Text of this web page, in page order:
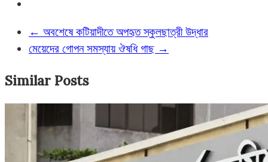
← অবশেষে কটিয়াদীতে অপহৃত স্কুলছাত্রী উদ্ধার
মেয়েদের গোপন সমস্যায় ঔষধি গাছ →
Similar Posts